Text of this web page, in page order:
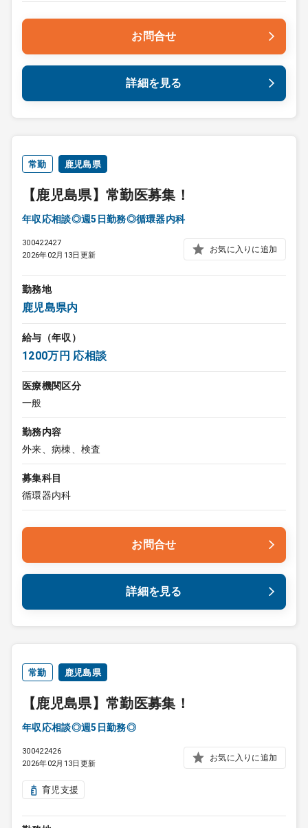
お問合せ
詳細を見る
常勤 鹿児島県
【鹿児島県】常勤医募集！
年収応相談◎週5日勤務◎循環器内科
300422427
2026年02月13日更新
お気に入りに追加
勤務地
鹿児島県内
給与（年収）
1200万円 応相談
医療機関区分
一般
勤務内容
外来、病棟、検査
募集科目
循環器内科
お問合せ
詳細を見る
常勤 鹿児島県
【鹿児島県】常勤医募集！
年収応相談◎週5日勤務◎
300422426
2026年02月13日更新
お気に入りに追加
育児支援